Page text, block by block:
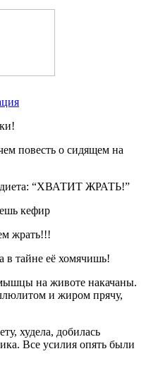
повесть о сидящем на
диета: “ХВАТИТ ЖРАТЬ!”
кефир
жрать!!!
в тайне её хомячишь!
на животе накачаны.
и жиром прячу,
худела, добилась
Все усилия опять были